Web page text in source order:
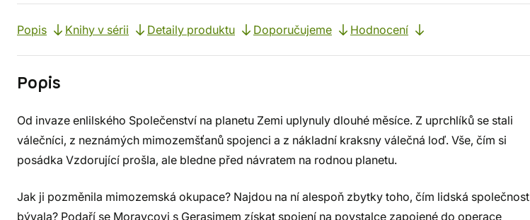
Popis Knihy v sérii Detaily produktu Doporučujeme Hodnocení
Popis
Od invaze enlilského Společenství na planetu Zemi uplynuly dlouhé měsíce. Z uprchlíků se stali
válečníci, z neznámých mimozemšťanů spojenci a z nákladní kraksny válečná loď. Vše, čím si
posádka Vzdorující prošla, ale bledne před návratem na rodnou planetu.
Jak ji pozměnila mimozemská okupace? Najdou na ní alespoň zbytky toho, čím lidská společnost
bývala? Podaří se Moravcovi s Gerasimem získat spojení na povstalce zapojené do operace